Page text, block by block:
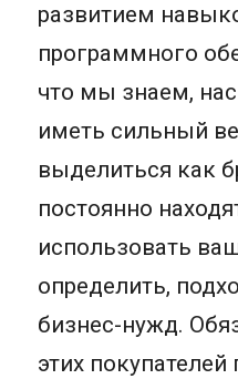
развитием
программного
что мы знаем,
иметь сильный
выделиться как
постоянно
использовать
определить,
бизнес-нужд.
этих